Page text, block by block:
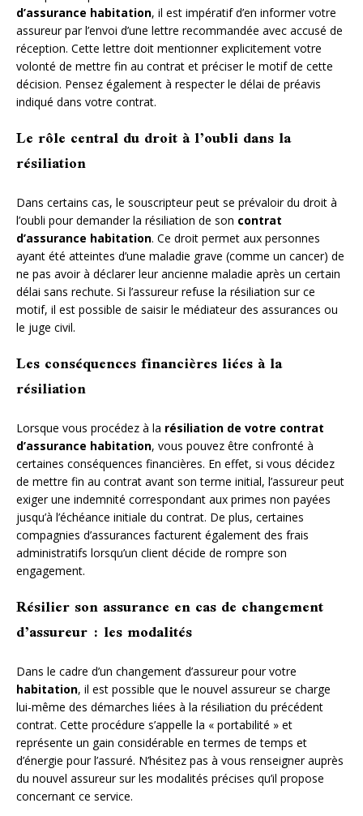
d’assurance habitation, il est impératif d’en informer votre
assureur par l’envoi d’une lettre recommandée avec accusé de
réception. Cette lettre doit mentionner explicitement votre
volonté de mettre fin au contrat et préciser le motif de cette
décision. Pensez également à respecter le délai de préavis
indiqué dans votre contrat.
Le rôle central du droit à l’oubli dans la
résiliation
Dans certains cas, le souscripteur peut se prévaloir du droit à
l’oubli pour demander la résiliation de son contrat
d’assurance habitation. Ce droit permet aux personnes
ayant été atteintes d’une maladie grave (comme un cancer) de
ne pas avoir à déclarer leur ancienne maladie après un certain
délai sans rechute. Si l’assureur refuse la résiliation sur ce
motif, il est possible de saisir le médiateur des assurances ou
le juge civil.
Les conséquences financières liées à la
résiliation
Lorsque vous procédez à la résiliation de votre contrat
d’assurance habitation, vous pouvez être confronté à
certaines conséquences financières. En effet, si vous décidez
de mettre fin au contrat avant son terme initial, l’assureur peut
exiger une indemnité correspondant aux primes non payées
jusqu’à l’échéance initiale du contrat. De plus, certaines
compagnies d’assurances facturent également des frais
administratifs lorsqu’un client décide de rompre son
engagement.
Résilier son assurance en cas de changement
d’assureur : les modalités
Dans le cadre d’un changement d’assureur pour votre
habitation, il est possible que le nouvel assureur se charge
lui-même des démarches liées à la résiliation du précédent
contrat. Cette procédure s’appelle la « portabilité » et
représente un gain considérable en termes de temps et
d’énergie pour l’assuré. N’hésitez pas à vous renseigner auprès
du nouvel assureur sur les modalités précises qu’il propose
concernant ce service.